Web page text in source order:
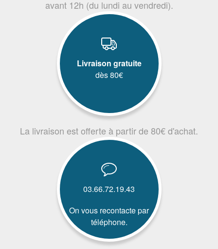
avant 12h (du lundi au vendredi).
Livraison gratuite
dès 80€
La livraison est offerte à partir de 80€ d'achat.
03.66.72.19.43
On vous recontacte par
téléphone.